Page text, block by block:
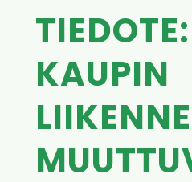
TIEDOTE:
KAUPIN